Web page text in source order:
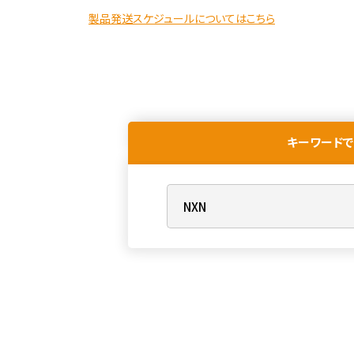
製品発送スケジュールについてはこちら
キーワード